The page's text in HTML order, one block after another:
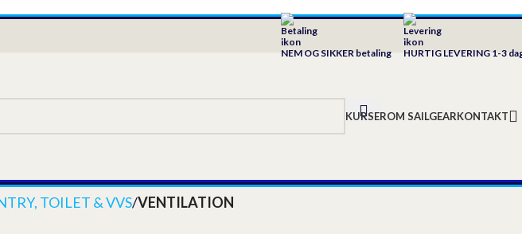
NEM OG SIKKER betaling HURTIG LEVERING 1-3
KURSEROM SAILGEARKONTAKT
TOILET & VVS/VENTILATION